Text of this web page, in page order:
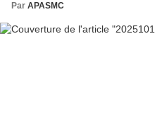
Par APASMC